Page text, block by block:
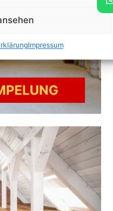
Impressum